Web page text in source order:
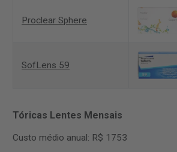
Proclear Sphere
SofLens 59
Tóricas Lentes Mensais
Custo médio anual: R$ 1753